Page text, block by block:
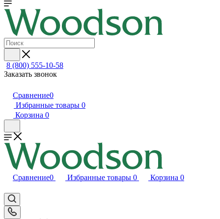
8 (800) 555-10-58
Заказать звонок
Сравнение0
Избранные товары 0
Корзина 0
Сравнение0 Избранные товары 0 Корзина 0